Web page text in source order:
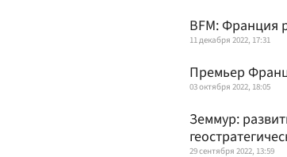
BFM: Франция
11 декабря 2022, 17:31
Премьер
03 октября 2022, 18:05
Земмур:
29 сентября 2022, 13:59